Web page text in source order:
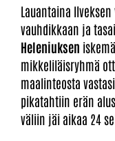
Lauantaina
vauhdikkaan ja
Heleniuksen
mikkeliläisryhmä
maalinteosta
pikatahtiin erän
väliin jäi aikaa 24